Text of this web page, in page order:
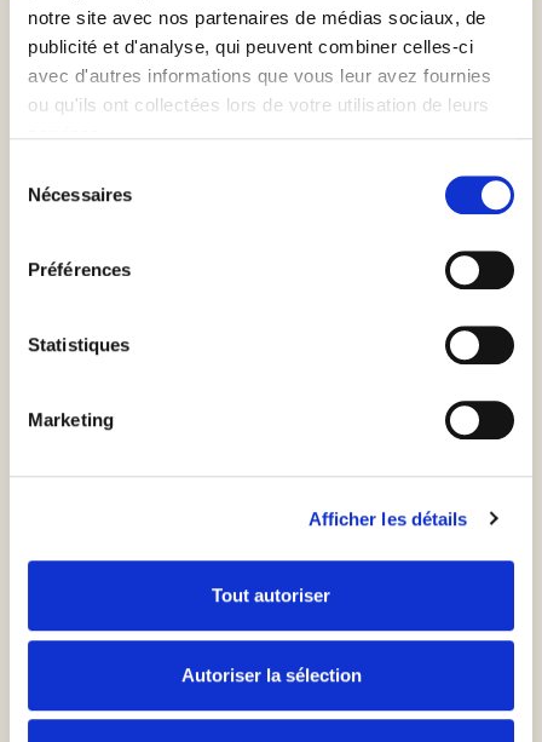
notre site avec nos partenaires de médias sociaux, de
publicité et d'analyse, qui peuvent combiner celles-ci
avec d'autres informations que vous leur avez fournies
ou qu'ils ont collectées lors de votre utilisation de leurs
Nécessaires
Préférences
Statistiques
Marketing
Afficher les détails
Tout autoriser
Autoriser la sélection
Bohemian-Chic-Hochzeiten
Der Tanz im Herzschlag
Schönheit. Ein zeitloser Stil voller Leichtigkeit,
der an die Harmonie der Dämmerung erinnert.